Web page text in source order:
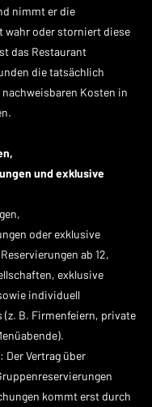
nimmt er die
wahr oder storniert diese
das Restaurant
die tatsächlich
Kosten in
und exklusive
oder exklusive
ab 12,
exklusive
individuell
(z. B. Firmenfeiern, private
Der Vertrag über
kommt erst durch